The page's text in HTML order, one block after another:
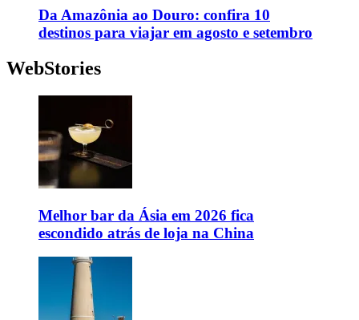
Da Amazônia ao Douro: confira 10
destinos para viajar em agosto e setembro
WebStories
Melhor bar da Ásia em 2026 fica
escondido atrás de loja na China